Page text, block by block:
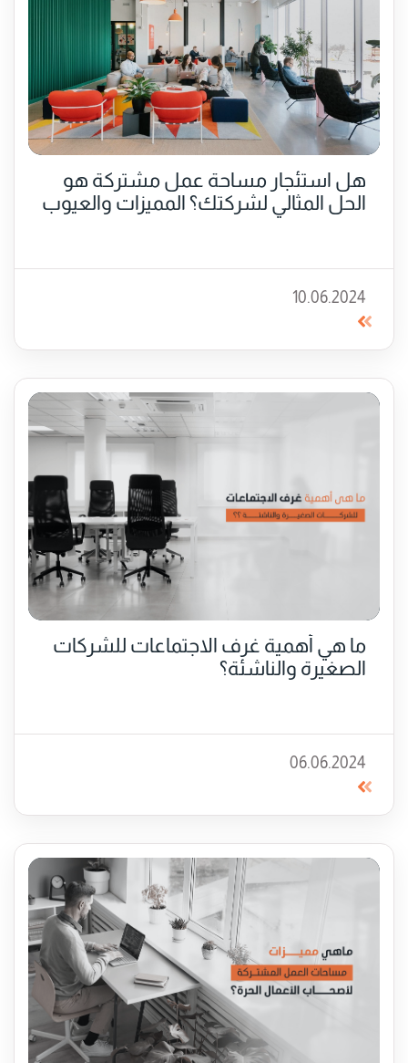
هل استئجار مساحة عمل مشتركة هو
الحل المثالي لشركتك؟ المميزات والعيوب
10.06.2024
ما هي أهمية غرف الاجتماعات للشركات
الصغيرة والناشئة؟
06.06.2024